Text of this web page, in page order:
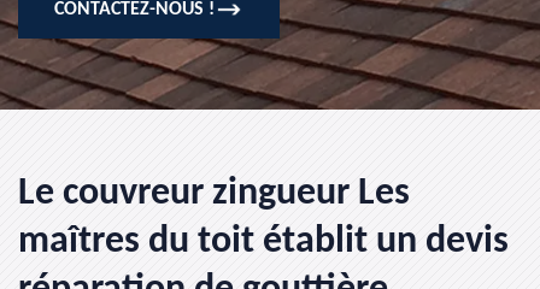
CONTACTEZ-NOUS !
Le couvreur zingueur Les
maîtres du toit établit un devis